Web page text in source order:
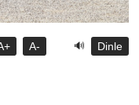
A- 🔊 Dinle